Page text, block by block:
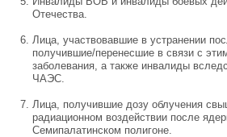
Отечества.
Лица, участвовавшие в устранении
получившие/перенесшие в связи с
заболевания, а также инвалиды
ЧАЭС.
Лица, получившие дозу облучения
радиационном воздействии после
Семипалатинском полигоне.